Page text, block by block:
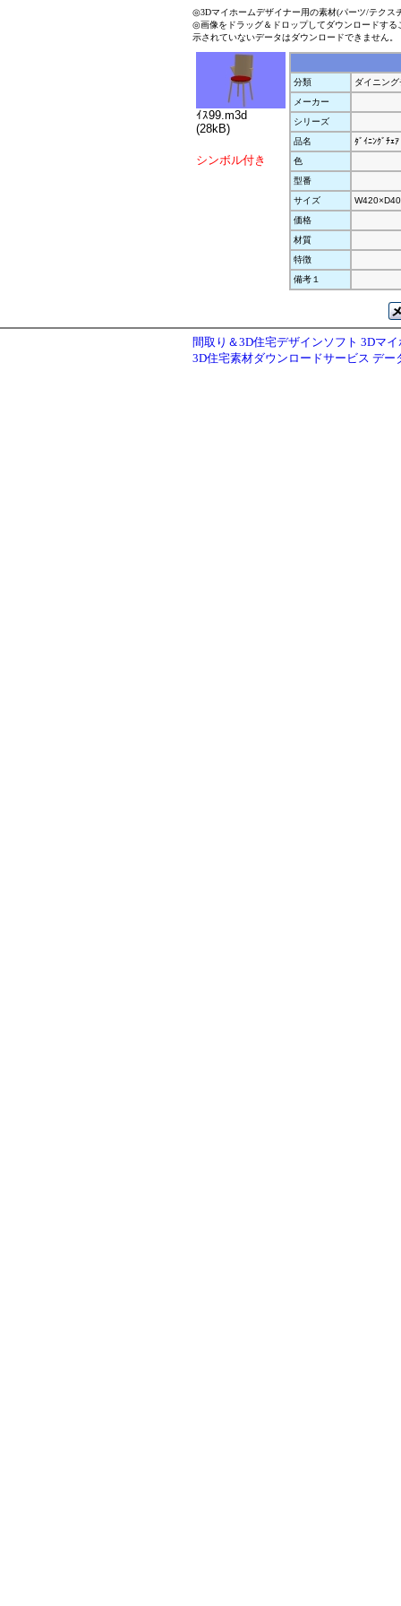
◎3Dマイホームデザイナー用の素材(パーツ/テクス
◎画像をドラッグ＆ドロップしてダウンロードす
示されていないデータはダウンロードできません。
ｲｽ99.m3d
(28kB)
シンボル付き
分類
ダイニン
メーカー
シリーズ
品名
ﾀﾞｲﾆﾝｸﾞﾁｪｱ
色
型番
サイズ
価格
材質
特徴
備考１
間取り＆3D住宅デザインソフト 3Dマ
3D住宅素材ダウンロードサービス デー